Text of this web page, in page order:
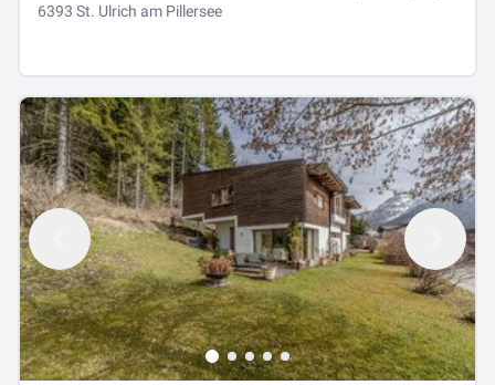
6393 St. Ulrich am Pillersee